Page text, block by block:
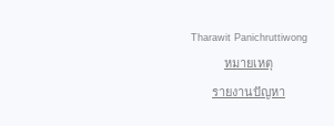
Tharawit Panichruttiwong
หมายเหตุ
รายงานปัญหา